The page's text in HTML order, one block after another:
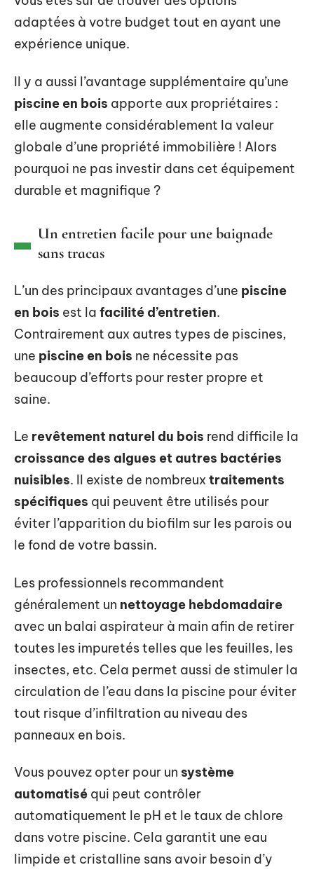
adaptées à votre budget tout en ayant une
expérience unique.
Il y a aussi l’avantage supplémentaire qu’une
piscine en bois apporte aux propriétaires :
elle augmente considérablement la valeur
globale d’une propriété immobilière ! Alors
pourquoi ne pas investir dans cet équipement
durable et magnifique ?
Un entretien facile pour une baignade
sans tracas
L’un des principaux avantages d’une piscine
en bois est la facilité d’entretien.
Contrairement aux autres types de piscines,
une piscine en bois ne nécessite pas
beaucoup d’efforts pour rester propre et
saine.
Le revêtement naturel du bois rend difficile la
croissance des algues et autres bactéries
nuisibles. Il existe de nombreux traitements
spécifiques qui peuvent être utilisés pour
éviter l’apparition du biofilm sur les parois ou
le fond de votre bassin.
Les professionnels recommandent
généralement un nettoyage hebdomadaire
avec un balai aspirateur à main afin de retirer
toutes les impuretés telles que les feuilles, les
insectes, etc. Cela permet aussi de stimuler la
circulation de l’eau dans la piscine pour éviter
tout risque d’infiltration au niveau des
panneaux en bois.
Vous pouvez opter pour un système
automatisé qui peut contrôler
automatiquement le pH et le taux de chlore
dans votre piscine. Cela garantit une eau
limpide et cristalline sans avoir besoin d’y